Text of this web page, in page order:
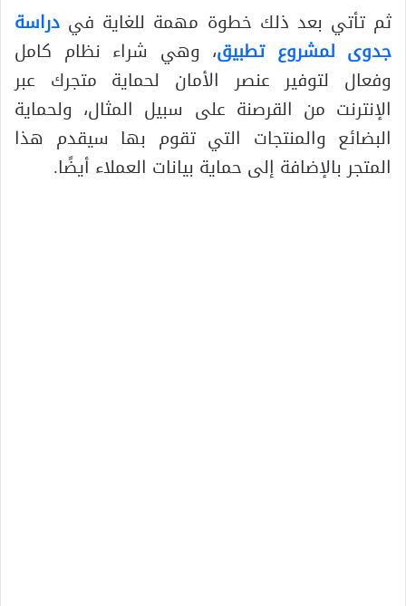
ثم تأتي بعد ذلك خطوة مهمة للغاية في دراسة
جدوى لمشروع تطبيق، وهي شراء نظام كامل
وفعال لتوفير عنصر الأمان لحماية متجرك عبر
الإنترنت من القرصنة على سبيل المثال، ولحماية
البضائع والمنتجات التي تقوم بها سيقدم هذا
المتجر بالإضافة إلى حماية بيانات العملاء أيضًا.